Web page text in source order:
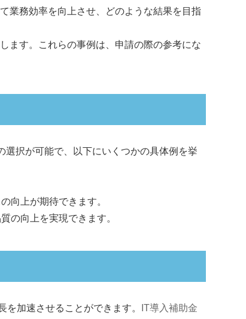
業務効率を向上させ、どのような結果を目指
ます。これらの事例は、申請の際の参考にな
選択が可能で、以下にいくつかの具体例を挙
向上が期待できます。
の向上を実現できます。
加速させることができます。
IT導入補助金